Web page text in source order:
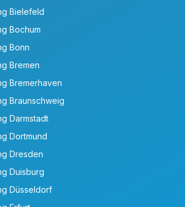
Bielefeld
Bochum
Bonn
Bremen
Bremerhaven
Braunschweig
Darmstadt
Dortmund
Dresden
Duisburg
Düsseldorf